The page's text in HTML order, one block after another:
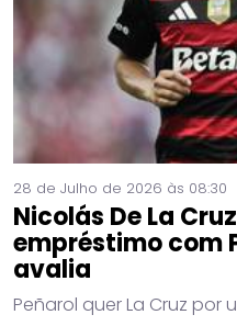
28 de Julho de 2026 às 08:30
Nicolás De La
empréstimo com
avalia
Peñarol quer La Cruz por